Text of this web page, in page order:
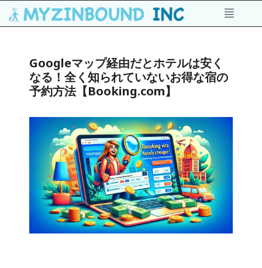
Googleマップ経由だとホテルは安く
なる！全く知られていないお得な宿の
予約方法【Booking.com】